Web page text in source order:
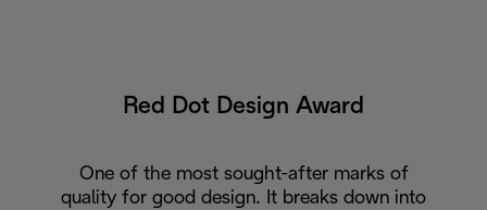
Red Dot Design Award
One of the most sought-after marks of
quality for good design. It breaks down into